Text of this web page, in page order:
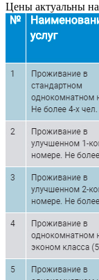
Цены актуальны на